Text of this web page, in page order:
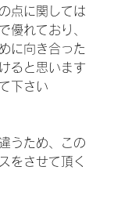
点に関しては
優れており、
に向き合った
ると思います
下さい
うため、この
をさせて頂く